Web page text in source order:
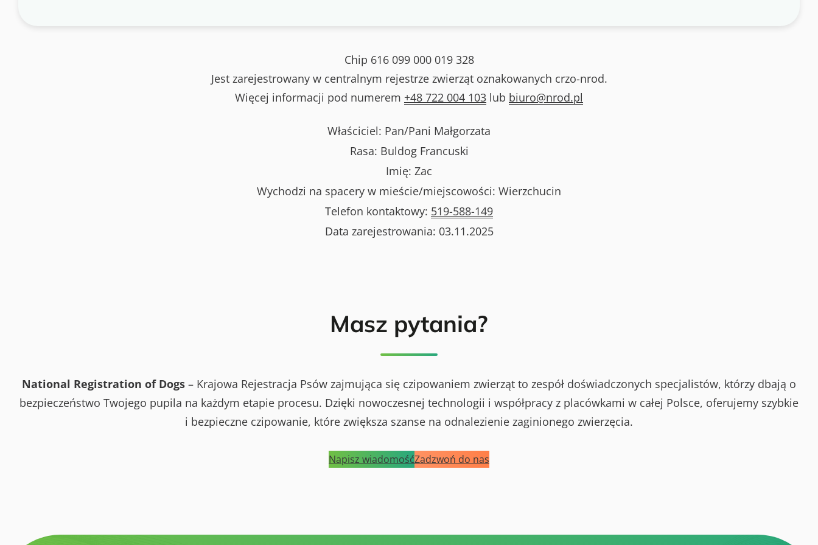
Chip 616 099 000 019 328
Jest zarejestrowany w centralnym rejestrze zwierząt oznakowanych crzo-nrod.
Więcej informacji pod numerem +48 722 004 103 lub biuro@nrod.pl
Właściciel: Pan/Pani Małgorzata
Rasa: Buldog Francuski
Imię: Zac
Wychodzi na spacery w mieście/miejscowości: Wierzchucin
Telefon kontaktowy: 519-588-149
Data zarejestrowania: 03.11.2025
Masz pytania?
National Registration of Dogs – Krajowa Rejestracja Psów zajmująca się czipowaniem zwierząt to zespół doświadczonych specjalistów, którzy dbają o
bezpieczeństwo Twojego pupila na każdym etapie procesu. Dzięki nowoczesnej technologii i współpracy z placówkami w całej Polsce, oferujemy szybkie
i bezpieczne czipowanie, które zwiększa szanse na odnalezienie zaginionego zwierzęcia.
Napisz wiadomośćZadzwoń do nas